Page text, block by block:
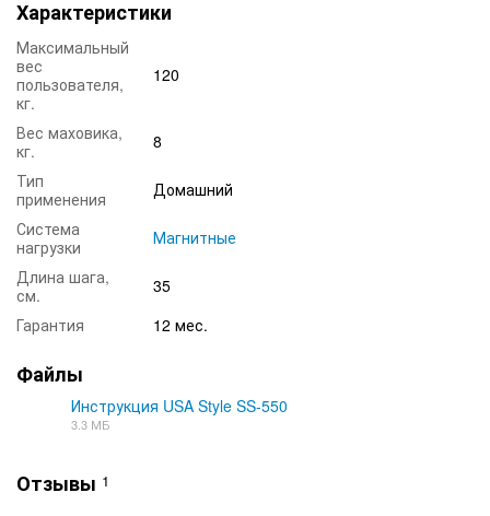
Характеристики
Максимальный
вес
пользователя,
кг.
120
Вес маховика,
кг.
8
Тип
применения
Домашний
Система
нагрузки
Магнитные
Длина шага,
см.
35
Гарантия
12 мес.
Файлы
Инструкция USA Style SS-550
3.3 МБ
Отзывы 1